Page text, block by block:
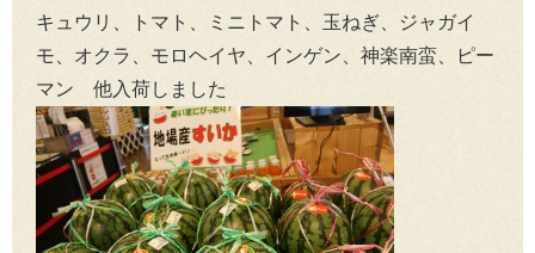
キュウリ、トマト、ミニトマト、玉ねぎ、ジャガイ
モ、オクラ、モロヘイヤ、インゲン、神楽南蛮、ピー
マン 他入荷しました